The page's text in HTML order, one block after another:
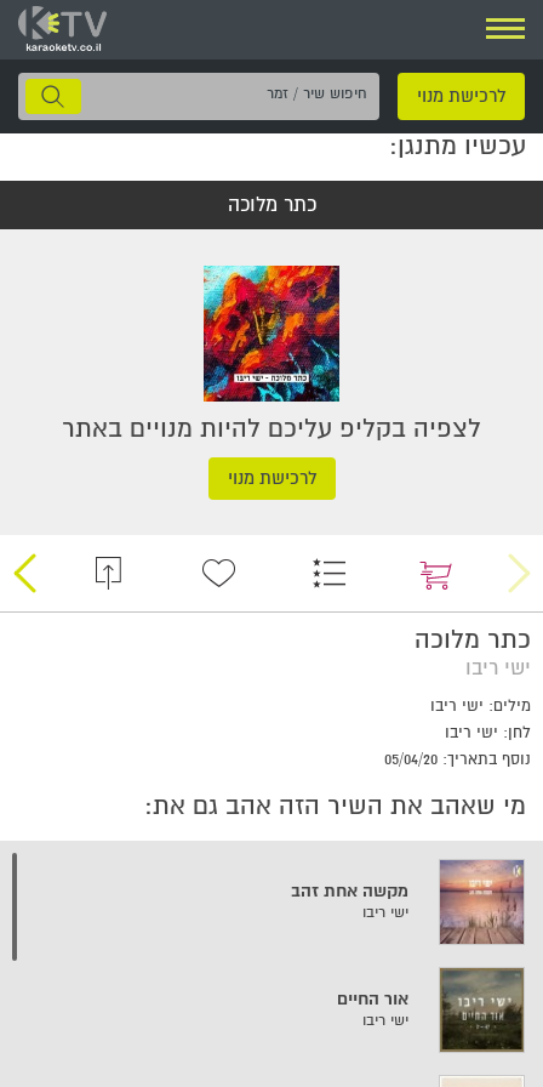
ניווט
לרכישת מנוי
חיפוש
שיר
עכשיו מתנגן:
כתר מלוכה
לצפיה בקליפ עליכם להיות מנויים באתר
לרכישת מנוי
כתר מלוכה
ישי ריבו
מילים: ישי ריבו
לחן: ישי ריבו
נוסף בתאריך: 05/04/20
מי שאהב את השיר הזה אהב גם את:
מקשה אחת זהב
ישי ריבו
אור החיים
ישי ריבו